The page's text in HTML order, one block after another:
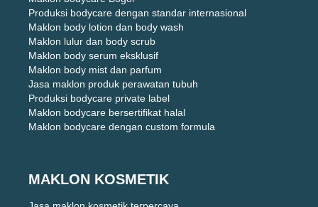
Produksi bodycare dengan standar internasional
Maklon body lotion dan body wash
Maklon lulur dan body scrub
Maklon body serum eksklusif
Maklon body mist dan parfum
Jasa maklon produk perawatan tubuh
Produksi bodycare private label
Maklon bodycare bersertifikat halal
Maklon bodycare dengan custom formula
MAKLON KOSMETIK